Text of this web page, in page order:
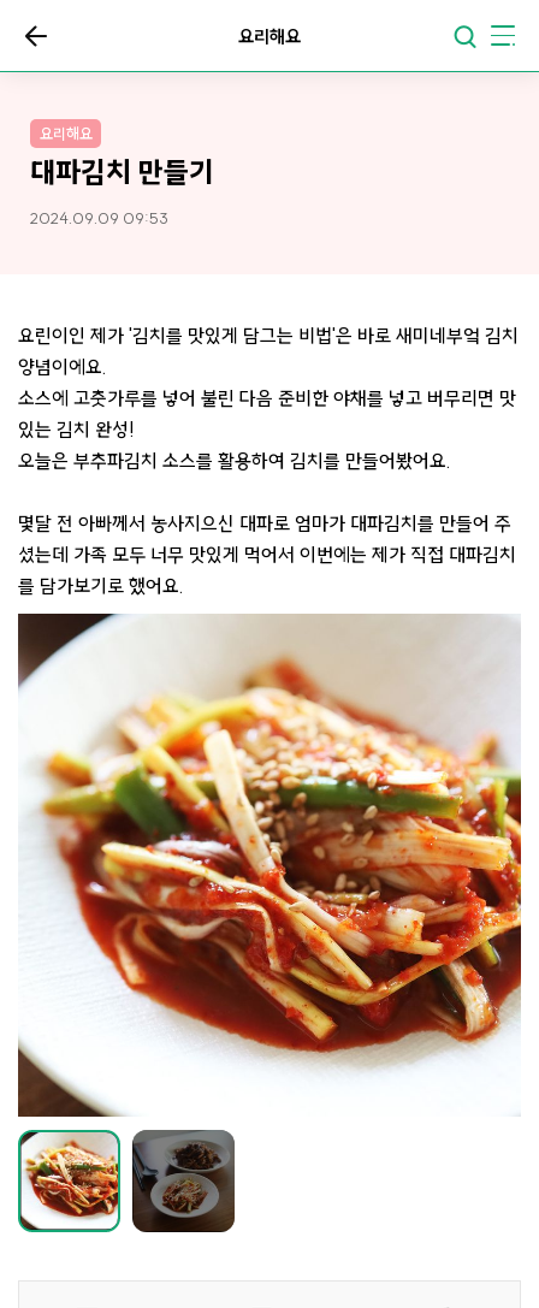
요리해요
요리해요
대파김치 만들기
2024.09.09 09:53
요린이인 제가 '김치를 맛있게 담그는 비법'은 바로 새미네부엌 김치
양념이에요.
소스에 고춧가루를 넣어 불린 다음 준비한 야채를 넣고 버무리면 맛
있는 김치 완성!
오늘은 부추파김치 소스를 활용하여 김치를 만들어봤어요.
몇달 전 아빠께서 농사지으신 대파로 엄마가 대파김치를 만들어 주
셨는데 가족 모두 너무 맛있게 먹어서 이번에는 제가 직접 대파김치
를 담가보기로 했어요.